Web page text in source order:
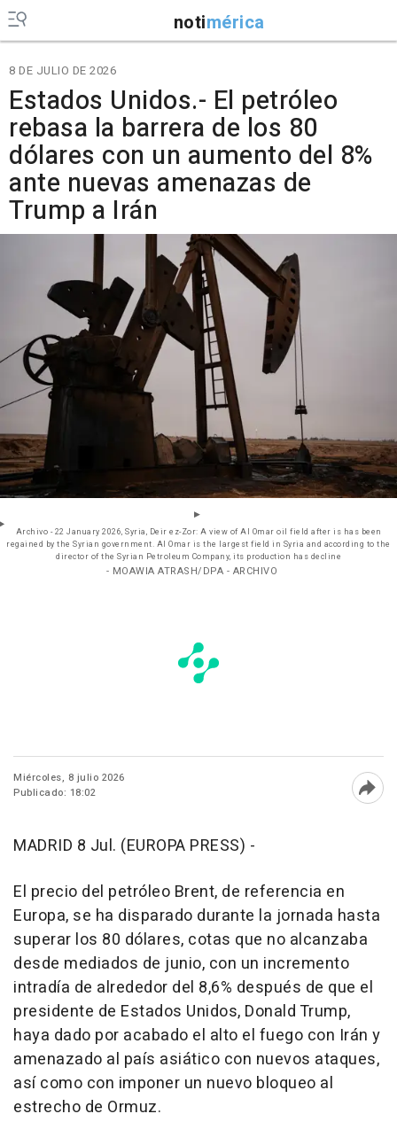
notimérica
8 DE JULIO DE 2026
Estados Unidos.- El petróleo
rebasa la barrera de los 80
dólares con un aumento del 8%
ante nuevas amenazas de
Trump a Irán
Archivo - 22 January 2026, Syria, Deir ez-Zor: A view of Al Omar oil field after is has been
regained by the Syrian government. Al Omar is the largest field in Syria and according to the
director of the Syrian Petroleum Company, its production has decline
- MOAWIA ATRASH/DPA - ARCHIVO
Miércoles, 8 julio 2026
Publicado: 18:02
MADRID 8 Jul. (EUROPA PRESS) -
El precio del petróleo Brent, de referencia en
Europa, se ha disparado durante la jornada hasta
superar los 80 dólares, cotas que no alcanzaba
desde mediados de junio, con un incremento
intradía de alrededor del 8,6% después de que el
presidente de Estados Unidos, Donald Trump,
haya dado por acabado el alto el fuego con Irán y
amenazado al país asiático con nuevos ataques,
así como con imponer un nuevo bloqueo al
estrecho de Ormuz.